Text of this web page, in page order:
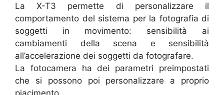
La X-T3 permette di personalizzare il
comportamento del sistema per la fotografia di
soggetti in movimento: sensibilità ai
cambiamenti della scena e sensibilità
all’accelerazione dei soggetti da fotografare.
La fotocamera ha dei parametri preimpostati
che si possono poi personalizzare a proprio
piacimento.